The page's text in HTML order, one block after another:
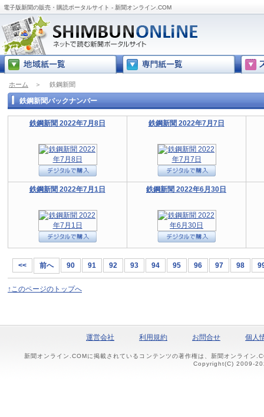
電子版新聞の販売・購読ポータルサイト - 新聞オンライン.COM
ホーム ＞ 鉄鋼新聞
鉄鋼新聞バックナンバー
鉄鋼新聞 2022年7月8日 鉄鋼新聞 2022年7月7日
鉄鋼新聞 2022年7月1日 鉄鋼新聞 2022年6月30日
<< 前へ 90 91 92 93 94 95 96 97 98
↑このページのトップへ
運営会社 利用規約 お問合せ 個人
新聞オンライン.COMに掲載されているコンテンツの著作権は、新聞オンライン
Copyright(C) 2009-